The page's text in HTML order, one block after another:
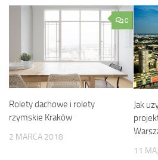
0
Rolety dachowe i rolety
rzymskie Kraków
2 MARCA 2018
Jak
11